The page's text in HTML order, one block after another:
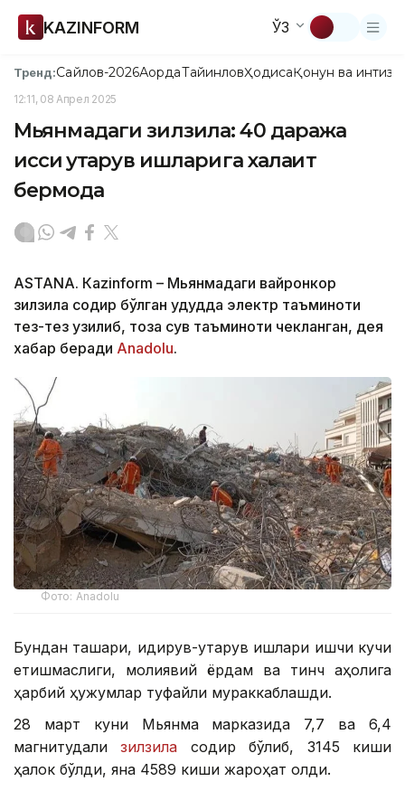
KAZINFORM ЎЗ
Тренд:Сайлов-2026АқордаТайинловҲодисаҚонун ва
12:11, 08 Апрел 2025
Мьянмадаги зилзила: 40 даража
иссиқ қутқарув ишларига халақит
бермоқда
ASTANА. Кazinform – Мьянмадаги вайронкор
зилзила содир бўлган ҳудудда электр таъминоти
тез-тез узилиб, тоза сув таъминоти чекланган, дея
хабар беради Аnadolu.
Фото: Аnadolu
Бундан ташқари, қидирув-қутқарув ишлари ишчи кучи
етишмаслиги, молиявий ёрдам ва тинч аҳолига
ҳарбий ҳужумлар туфайли мураккаблашди.
28 март куни Мьянма марказида 7,7 ва 6,4
магнитудализилзила содир бўлиб, 3145 киши
ҳалок бўлди, яна 4589 киши жароҳат олди.